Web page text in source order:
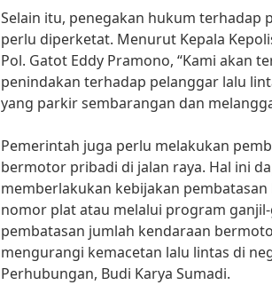
Selain itu, penegakan hukum terhadap
perlu diperketat. Menurut Kepala
Pol. Gatot Eddy Pramono, “Kami akan
penindakan terhadap pelanggar lalu
yang parkir sembarangan dan
Pemerintah juga perlu melakukan
bermotor pribadi di jalan raya. Hal ini
memberlakukan kebijakan
nomor plat atau melalui program ganjil-
pembatasan jumlah kendaraan
mengurangi kemacetan lalu lintas di
Perhubungan, Budi Karya Sumadi.